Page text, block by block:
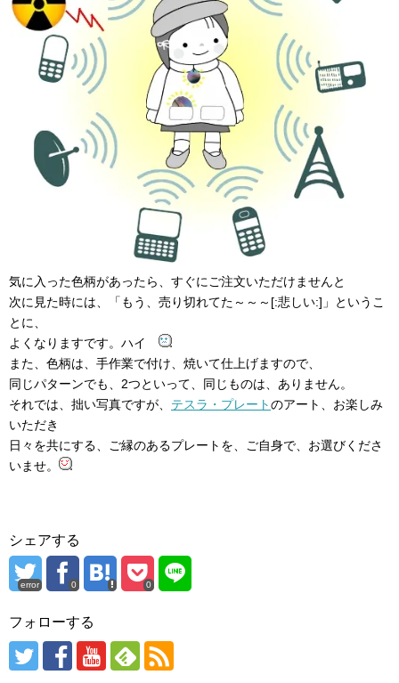
気に入った色柄があったら、すぐにご注文いただけませんと
次に見た時には、「もう、売り切れてた～～～[:悲しい:]」というこ
とに、
よくなりますです。ハイ
また、色柄は、手作業で付け、焼いて仕上げますので、
同じパターンでも、2つといって、同じものは、ありません。
それでは、拙い写真ですが、 テスラ・プレートのアート、お楽しみ
いただき
日々を共にする、ご縁のあるプレートを、ご自身で、お選びくださ
いませ。
シェアする
error 0 0
フォローする